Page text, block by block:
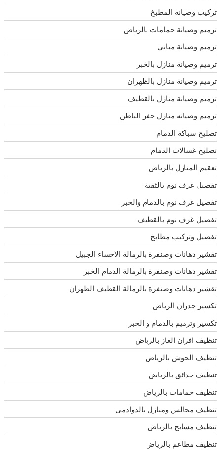
تركيب وصيانه المطبخ
ترميم وصيانة حمامات بالرياض
ترميم وصيانة مباني
ترميم وصيانة منازل بالخبر
ترميم وصيانة منازل بالظهران
ترميم وصيانة منازل بالقطيف
ترميم وصيانه منازل حفر الباطن
تصليح سباكة الدمام
تصليح غسالات الدمام
تعقيم المنازل بالرياض
تفصيل غرف نوم بالثقبة
تفصيل غرف نوم بالدمام والخبر
تفصيل غرف نوم بالقطيف
تفصيل وتركيب مطابخ
تقشير دهانات وصنفرة بالرمالة الاحساء الجبيل
تقشير دهانات وصنفرة بالرمالة الدمام الخبر
تقشير دهانات وصنفرة بالرمالة القطيف الظهران
تكسير جدران الرياض
تكسير وترميم بالدمام و الخبر
تنظيف افران الغاز بالرياض
تنظيف الحوش بالرياض
تنظيف حدائق بالرياض
تنظيف حمامات بالرياض
تنظيف مجالس ومنازل بالدوادمى
تنظيف مسابح بالرياض
تنظيف مطاعم بالرياض